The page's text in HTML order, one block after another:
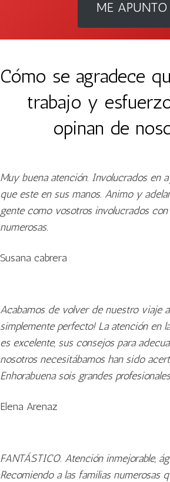
ME APUNTO
Cómo se agradece
trabajo y
opinan de
Muy buena atención. Involucrados en
que este en sus manos. Animo y
gente como vosotros involucrados con
numerosas.
Susana cabrera
Acabamos de volver de nuestro viaje
simplemente perfecto! La atención en
es excelente, sus consejos para
nosotros necesitábamos han sido
Enhorabuena sois grandes
Elena Arenaz
FANTÁSTICO. Atención inmejorable,
Recomiendo a las familias numerosas